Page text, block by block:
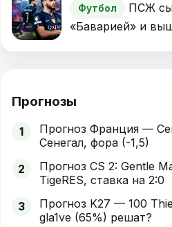
Футбол
ПСЖ
«Баварией» и
Прогнозы
1
Прогноз Франция —
Сенегал, фора (-1,5)
2
Прогноз CS 2: Gentle
TigeRES, ставка на 2:0
3
Прогноз K27 — 100
gla1ve (65%) решат?